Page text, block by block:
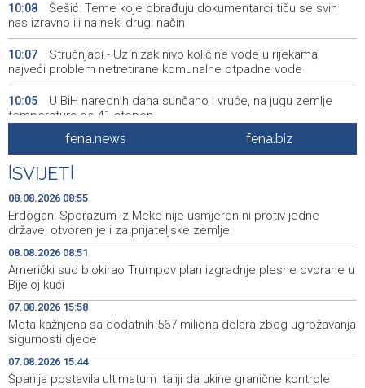
10:08
Šešić: Teme koje obrađuju dokumentarci tiču se svih
nas izravno ili na neki drugi način
10:07
Stručnjaci - Uz nizak nivo količine vode u rijekama,
najveći problem netretirane komunalne otpadne vode
10:05
U BiH narednih dana sunčano i vruće, na jugu zemlje
temperatura do 41 stepen
Danas dva susreta nove sezone nogometne WWin lige
BiH
09:50
Jakšić: U četiri godine građanima USK-a vraćeno više od
25 miliona KM po osnovu pravosnažnih presuda
Književno veče sa Admirom i Irmom Husić u Ključu
09:18
Požar na području Kanjine i Živašnice i dalje aktivan,
angažirani brojni vatrogasci i helikopteri
08:55
Erdogan: Sporazum iz Meke nije usmjeren ni protiv
jedne države, otvoren je i za prijateljske zemlje
08:51
Američki sud blokirao Trumpov plan izgradnje plesne
dvorane u Bijeloj kući
fena.news fena.biz
SVIJET
08.08.2026 08:55
Erdogan: Sporazum iz Meke nije usmjeren ni protiv jedne
države, otvoren je i za prijateljske zemlje
08.08.2026 08:51
Američki sud blokirao Trumpov plan izgradnje plesne dvorane u
Bijeloj kući
07.08.2026 15:58
Meta kažnjena sa dodatnih 567 miliona dolara zbog ugrožavanja
sigurnosti djece
07.08.2026 15:44
Španija postavila ultimatum Italiji da ukine granične kontrole